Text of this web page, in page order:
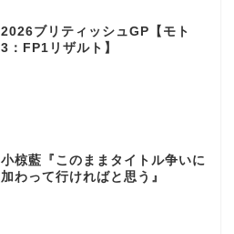
2026ブリティッシュGP【モト
3：FP1リザルト】
小椋藍『このままタイトル争いに
加わって行ければと思う』